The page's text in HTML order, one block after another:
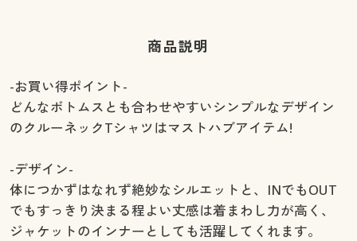
商品説明
-お買い得ポイント-
どんなボトムスとも合わせやすいシンプルなデザイン
のクルーネックTシャツはマストハブアイテム!
-デザイン-
体につかずはなれず絶妙なシルエットと、INでもOUT
でもすっきり決まる程よい丈感は着まわし力が高く、
ジャケットのインナーとしても活躍してくれます。